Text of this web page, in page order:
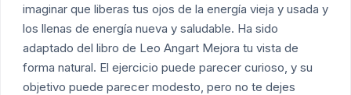
imaginar que liberas tus ojos de la energía vieja y usada y
los llenas de energía nueva y saludable. Ha sido
adaptado del libro de Leo Angart Mejora tu vista de
forma natural. El ejercicio puede parecer curioso, y su
objetivo puede parecer modesto, pero no te dejes